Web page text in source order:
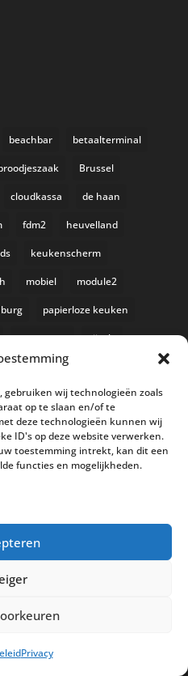
gebruiken wij technologieën zoals
op te slaan en/of te
deze technologieën kunnen wij
ID's op deze website verwerken.
toestemming intrekt, kan dit een
functies en mogelijkheden.
Privacy
beachbar betaalterminal
Brussel
cloudkassa de haan
fdm2 heuvelland
keukenscherm
mobiel module2
papierloze keuken
restaurant sijsele
vsc
zomerbar zwarte doos
2025 prijzen
nieuw